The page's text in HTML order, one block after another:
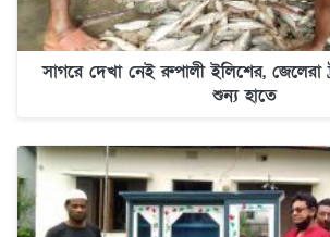
সাগরে দেখা নেই রুপালী ইলিশের, জেলেরা
শুন্য হাতে